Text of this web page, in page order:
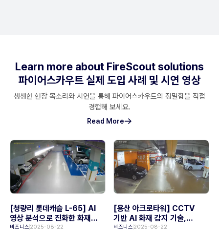
Learn more about FireScout solutions
파이어스카우트 실제 도입 사례 및 시연 영상
생생한 현장 목소리와 시연을 통해 파이어스카우트의 정밀함을 직접
경험해 보세요.
Read More
[청량리 롯데캐슬 L-65] AI
영상 분석으로 진화한 화재
안전, 파이어스카우트
비즈니스 2025-08-22
[용산 아크로타워] CCTV
기반 AI 화재 감지 기술,
파이어스카우트
비즈니스 2025-08-22